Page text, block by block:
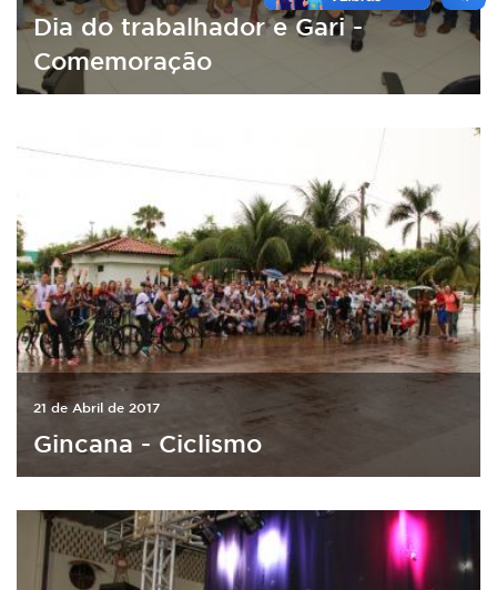
Dia do trabalhador e Gari -
Comemoração
21 de Abril de 2017
Gincana - Ciclismo